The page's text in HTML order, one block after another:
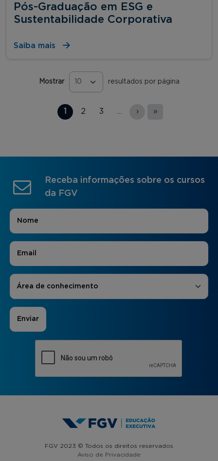
Pós-Graduação em ESG e
Sustentabilidade Corporativa
Saiba mais
Mostrar resultados por página
1 2 3 › »
Receba informações sobre os cursos
da FGV
Nome
E-mail
Áreas de Interesse
Área de conhecimento
FGV 2023 © Todos os direitos reservados
Aviso de Privacidade